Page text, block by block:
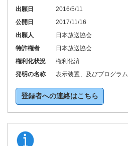
出願日
2016/5/11
公開日
2017/11/16
出願人
日本放送協会
特許権者
日本放送協会
権利化状況
権利化済
発明の名称
表示装置、及びプログラム
登録者への連絡はこちら